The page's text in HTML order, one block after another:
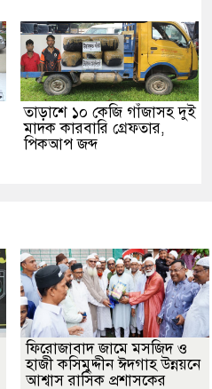
তাড়াশে ১০ কেজি গাঁজাসহ দুই
মাদক কারবারি গ্রেফতার,
পিকআপ জব্দ
ফিরোজাবাদ জামে মসজিদ ও
হাজী কসিমুদ্দীন ঈদগাহ উন্নয়নে
আশ্বাস রাসিক প্রশাসকের